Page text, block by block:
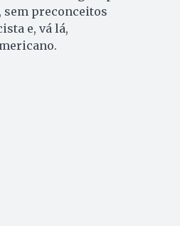
preconceitos
e, vá lá,